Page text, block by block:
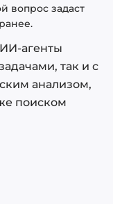
вопрос задаст
агенты
так и с
анализом,
поиском